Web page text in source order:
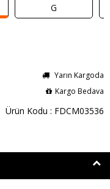
G
Yarın Kargoda
Kargo Bedava
Ürün Kodu : FDCM03536